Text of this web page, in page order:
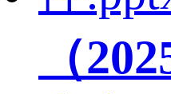
（